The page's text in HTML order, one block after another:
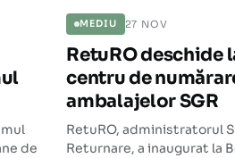
de
MEDIU 27 NOV
RetuRO deschide
centru de
ambalajelor SGR
RetuRO, administratorul
Returnare, a inaugurat la